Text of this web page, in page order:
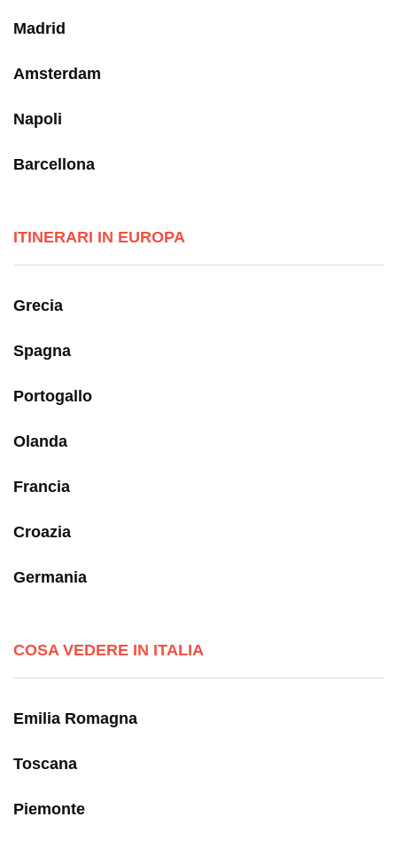
Madrid
Amsterdam
Napoli
Barcellona
ITINERARI IN EUROPA
Grecia
Spagna
Portogallo
Olanda
Francia
Croazia
Germania
COSA VEDERE IN ITALIA
Emilia Romagna
Toscana
Piemonte